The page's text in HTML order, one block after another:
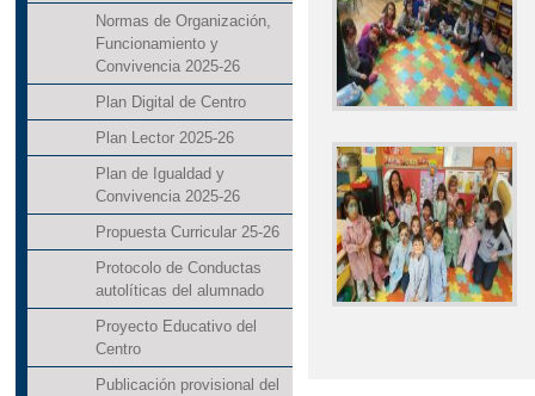
Normas de Organización,
Funcionamiento y
Convivencia 2025-26
Plan Digital de Centro
Plan Lector 2025-26
Plan de Igualdad y
Convivencia 2025-26
Propuesta Curricular 25-26
Protocolo de Conductas
autolíticas del alumnado
Proyecto Educativo del
Centro
Publicación provisional del